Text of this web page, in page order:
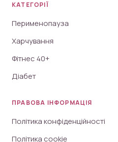
КАТЕГОРІЇ
Перименопауза
Харчування
Фітнес 40+
Діабет
ПРАВОВА ІНФОРМАЦІЯ
Політика конфіденційності
Політика cookie